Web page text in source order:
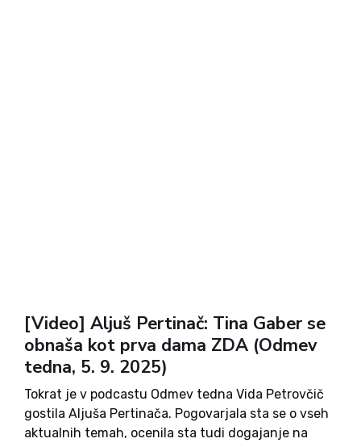
[Video] Aljuš Pertinač: Tina Gaber se
obnaša kot prva dama ZDA (Odmev
tedna, 5. 9. 2025)
Tokrat je v podcastu Odmev tedna Vida Petrovčič
gostila Aljuša Pertinača. Pogovarjala sta se o vseh
aktualnih temah, ocenila sta tudi dogajanje na